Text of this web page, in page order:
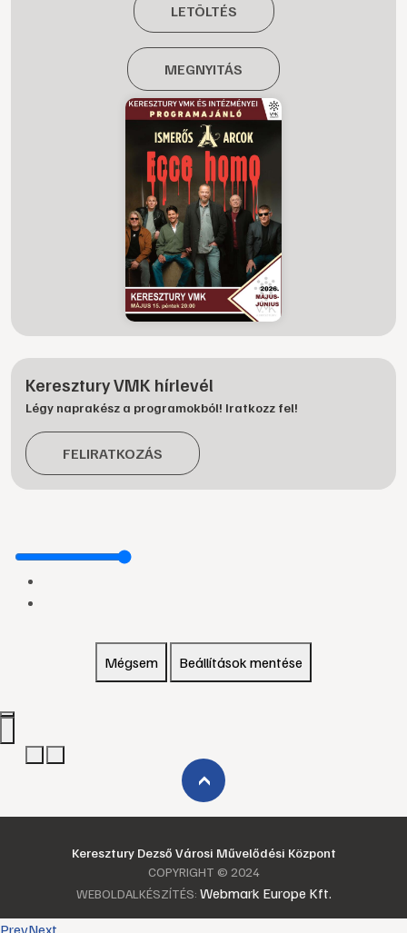
LETÖLTÉS
MEGNYITÁS
Keresztury VMK hírlevél
Légy naprakész a programokból! Iratkozz fel!
FELIRATKOZÁS
Mégsem Beállítások mentése
›
Keresztury Dezső Városi Művelődési Központ
COPYRIGHT © 2024
WEBOLDALKÉSZÍTÉS: Webmark Europe Kft.